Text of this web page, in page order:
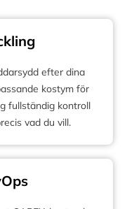
efter dina
kostym för
fullständig kontroll
vad du vill.